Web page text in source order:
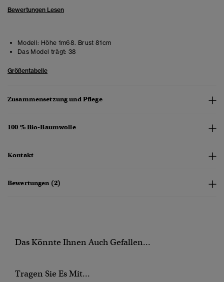
Bewertungen Lesen
Modell: Höhe 1m68. Brust 81cm
Das Model trägt: 38
Größentabelle
Zusammensetzung und Pflege
100 % Bio-Baumwolle
Kontakt
Bewertungen (2)
Das Könnte Ihnen Auch Gefallen...
Tragen Sie Es Mit...